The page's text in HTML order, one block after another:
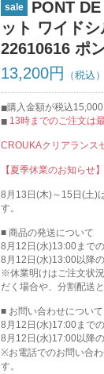
sale
PONT
ット ワイド
22610616 ポ
13,200円
購入金額が税込
13時までのご注文は
CROUKAクリアランス
【夏季休業のお知らせ】
8月13日(木)～15日(土)
す。
■ 商品の発送について
8月12日(水)13:00まで
8月12日(水)13:00以降
※休業明けはご注文状
だく場合や、分割配送
■ お問い合わせについて
8月12日(水)17:00まで
8月12日(水)17:00以降
※お電話でのお問い合
す。